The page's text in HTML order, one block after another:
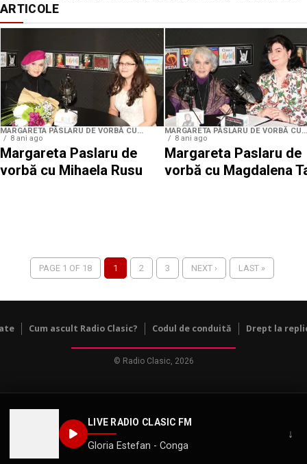
LIVE RADIO CLASIC FM
Gloria Estefan - Conga
↓
ARTICOLE
MARGARETA PÂSLARU DE VORBĂ CU...
8 ani ago
Margareta Paslaru de
vorbă cu Mihaela Rusu
MARGARETA PÂSLARU DE VORBĂ CU...
8 ani ago
Margareta Paslaru de
vorbă cu Magdalena
PAGE 1 OF 18 1 2 3 NEXT › LAST »
Cum ascult Radio Clasic? Codul de conduită Drept la
© Radio Clasic, 2026